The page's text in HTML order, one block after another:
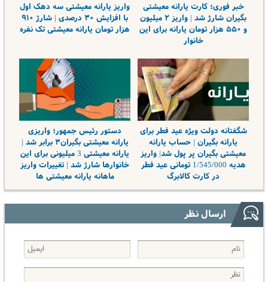
خبر فوری؛ کارت یارانه معیشتی
بگیران شارژ شد | واریز ۲ میلیون
و ۵۵۰ هزار تومان یارانه برای این
خانوار
واریز یارانه معیشتی سه دهک اول
با افزایش ۳۰ درصدی | شارژ ۹۱۰
هزار تومان یارانه معیشتی تک نفره
شگفتانه دولت ویژه عید فطر برای
یارانه بگیران | حساب یارانه
معیشتی بگیران پر پول شد| واریز
هدیه 1/545/000 تومانی عید فطر
در کارت کالابرگ
دستور رئیس جمهور؛ واریزی
یارانه معیشتی بگیران۳ برابر شد |
یارانه معیشتی 3 میلیونی برای این
خانوارها شارژ شد | تغییرات واریز
ماهانه یارانه معیشتی ها
ارسال نظر